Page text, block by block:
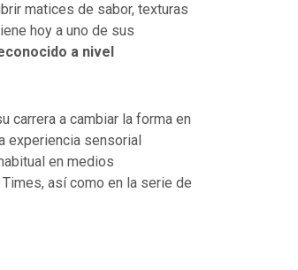
matices de sabor, texturas
hoy a uno de sus
a nivel
carrera a cambiar la forma en
experiencia sensorial
en medios
así como en la serie de